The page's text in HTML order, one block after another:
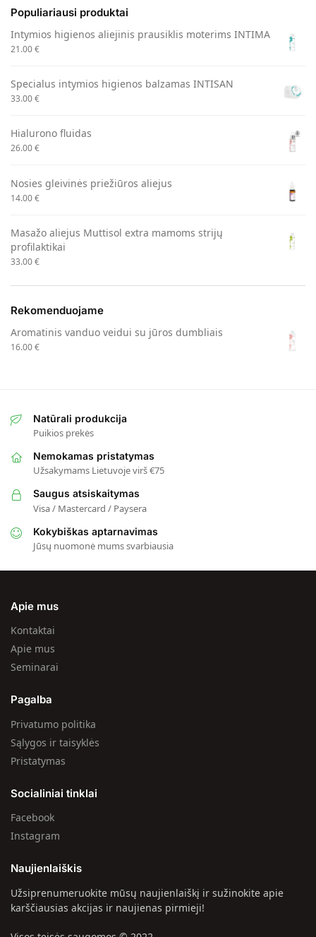
Populiariausi produktai
Intymios higienos aliejinis prausiklis moterims INTIMA
21.00€
Specialus intymios higienos balzamas INTISAN
33.00€
Hialurono fluidas
26.00€
Nosies gleivinės priežiūros aliejus
14.00€
Masažo aliejus Muttisol extra mamoms strijų
profilaktikai
33.00€
Rekomenduojame
Aromatinis vanduo veidui su jūros dumbliais
16.00€
Natūrali produkcija
Puikios prekės
Nemokamas pristatymas
Užsakymams Lietuvoje virš €75
Saugus atsiskaitymas
Visa / Mastercard / Paysera
Kokybiškas aptarnavimas
Jūsų nuomonė mums svarbiausia
Apie mus
Kontaktai
Apie mus
Seminarai
Pagalba
Privatumo politika
Sąlygos ir taisyklės
Pristatymas
Socialiniai tinklai
Facebook
Instagram
Naujienlaiškis
Užsiprenumeruokite mūsų naujienlaiškį ir sužinokite apie
karščiausias akcijas ir naujienas pirmieji!